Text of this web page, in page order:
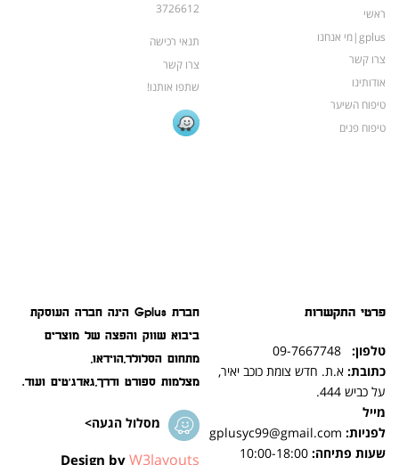
ראשי
gplus|מי אנחנו
צרו קשר
אודותינו
טיפוח השיער
טיפוח פנים
3726612
תנאי רכישה
צרו קשר
שתפו אותנו!
פרטי התקשרות
טלפון:
כתובת: א.ת. חדש צומת כוכב יאיר,
על כביש 444.
מייל
לפניות: gplusyc99@gmail.com
שעות פתיחה:
חברת Gplus הינה חברה העוסקת
ביבוא שווק והפצה של מוצרים
מתחום הסלולר,הוידאו,
מצלמות ספורט ודרך,גאדג'טים ועוד.
מסלול הגעה>
Design by W3layouts